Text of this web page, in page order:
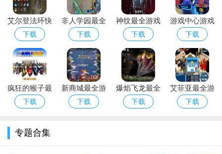
品散布在不同的场景中，如冥界的古籍中可能记载着奈何桥的部
分位置信息，破碎的地图碎片需要拼凑起来才能显示出奈何桥的
大致方向。还有一些特殊的道具，像能够驱散迷雾的符咒，能帮
助玩家看清隐藏的道路和物品。
3.与NPC互动
艾尔登法环快
捷背包怎么设
置
下载
非人学园最全
游戏攻略解说
_非人学园最
新游戏技巧通
关
下载
神纹最全游戏
攻略解说_神
纹最新游戏技
巧通关
下载
游戏中心游戏
大全最全游戏
攻略解说_游
戏中心游戏大
全最新游戏技
下载
疯狂的猴子最
全游戏攻略解
子最新游戏技
巧通关
下载
新商城最全游
戏攻略解说_
下载
爆焰飞龙最全
游戏攻略解说
下载
艾菲亚最全游
戏攻略解说_
下载
专题合集